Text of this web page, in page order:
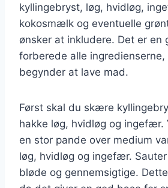
kyllingebryst, løg, hvidløg,
kokosmælk og eventuelle
ønsker at inkludere. Det er en
forberede alle ingredienserne,
begynder at lave mad.
Først skal du skære
hakke løg, hvidløg og ingefær.
en stor pande over medium
løg, hvidløg og ingefær.
bløde og gennemsigtige.